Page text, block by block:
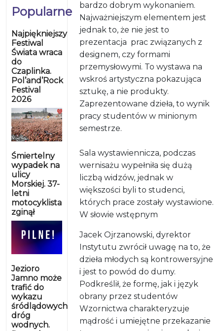
Popularne
Najpiękniejszy
Festiwal
Świata wraca
do
Czaplinka.
Pol’and’Rock
Festival
2026
Śmiertelny
wypadek na
ulicy
Morskiej. 37-
letni
motocyklista
zginął
Jezioro
Jamno może
trafić do
wykazu
śródlądowych
dróg
wodnych.
bardzo dobrym wykonaniem.
Najważniejszym elementem jest
jednak to, że nie jest to
prezentacja prac związanych z
designem, czy formami
przemysłowymi. To wystawa na
wskroś artystyczna pokazująca
sztukę, a nie produkty.
Zaprezentowane dzieła, to wynik
pracy studentów w minionym
semestrze.
Sala wystawiennicza, podczas
wernisażu wypełniła się dużą
liczbą widzów, jednak w
większości byli to studenci,
których prace zostały wystawione.
W słowie wstępnym
Jacek Ojrzanowski, dyrektor
Instytutu zwrócił uwagę na to, że
dzieła młodych są kontrowersyjne
i jest to powód do dumy.
Podkreślił, że formę, jak i język
obrany przez studentów
Wzornictwa charakteryzuje
mądrość i umiejętne przekazanie